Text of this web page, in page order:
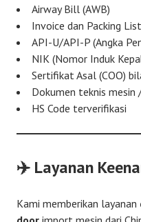
Airway Bill (AWB)
Invoice dan Packing List
API-U/API-P (Angka
NIK (Nomor Induk
Sertifikat Asal (COO)
Dokumen teknis mesin
HS Code terverifikasi
✈️ Layanan
Kami memberikan layanan